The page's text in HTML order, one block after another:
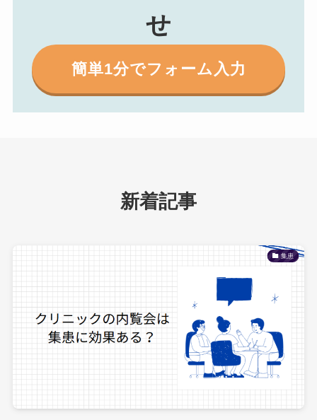
せ
簡単1分でフォーム入力
新着記事
集患